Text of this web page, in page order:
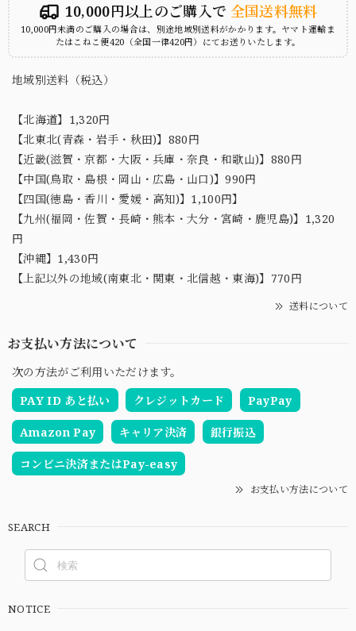
10,000円以上のご購入で 全国送料無料
10,000円未満のご購入の場合は、別途地域別送料がかかります。ヤマト運輸ま
たはこねこ便420（全国一律420円）にてお送りいたします。
地域別送料（税込）
【北海道】1,320円
【北東北(青森・岩手・秋田)】880円
【近畿(滋賀・京都・大阪・兵庫・奈良・和歌山)】880円
【中国(鳥取・島根・岡山・広島・山口)】990円
【四国(徳島・香川・愛媛・高知)】1,100円】
【九州(福岡・佐賀・長崎・熊本・大分・宮崎・鹿児島)】1,320
円
【沖縄】1,430円
【上記以外の地域(南東北・関東・北信越・東海)】770円
送料について
お支払い方法について
次の方法がご利用いただけます。
PAY ID あと払い
クレジットカード PayPay
Amazon Pay キャリア決済 銀行振込
コンビニ決済またはPay-easy
お支払い方法について
SEARCH
NOTICE